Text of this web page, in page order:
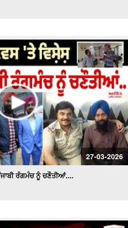
27-03-2026
ਰੰਗਮੰਚ ਨੂੰ ਚਣੌਤੀਆਂ....